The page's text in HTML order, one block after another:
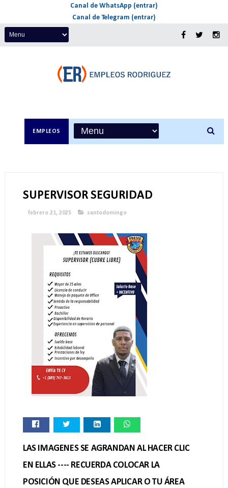
Canal de WhatsApp (entrar)
Canal de Telegram (entrar)
EMPLEOS
SUPERVISOR SEGURIDAD
febrero 21, 2025 santodomingo
LAS IMAGENES SE AGRANDAN AL HACER CLIC
EN ELLAS ---- RECUERDA COLOCAR LA
POSICIÓN QUE DESEAS APLICAR O TU ÁREA